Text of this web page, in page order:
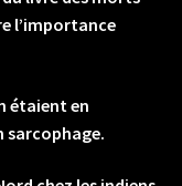
l’importance
étaient en
sarcophage.